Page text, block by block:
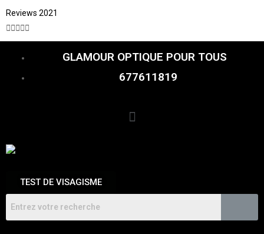
Reviews 2021

GLAMOUR OPTIQUE POUR TOUS
677611819
TEST DE VISAGISME